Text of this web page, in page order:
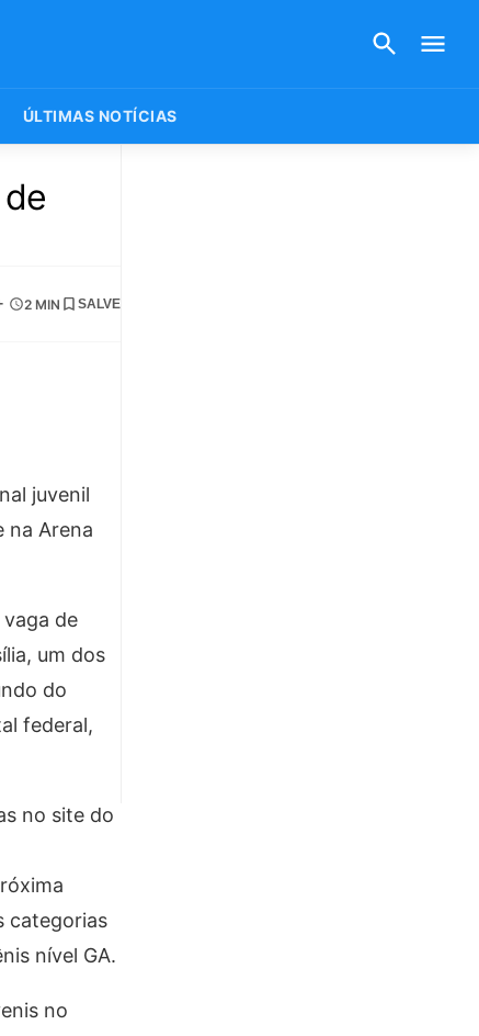
ÚLTIMAS NOTÍCIAS
2 MIN SALVE
juvenil
na Arena
de
um dos
do
federal,
no site do
categorias
nível GA.
no